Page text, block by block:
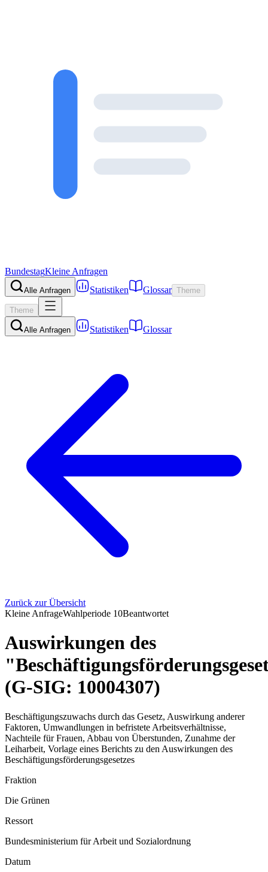
BundestagKleine Anfragen
Alle Anfragen Statistiken Glossar Theme
Theme
Alle Anfragen Statistiken Glossar
Zurück zur Übersicht
Kleine AnfrageWahlperiode 10Beantwortet
Auswirkungen des
(G-SIG: 10004307)
Beschäftigungszuwachs durch das Gesetz, Auswirkung anderer
Faktoren, Umwandlungen in befristete Arbeitsverhältnisse,
Nachteile für Frauen, Abbau von Überstunden, Zunahme der
Leiharbeit, Vorlage eines Berichts zu den Auswirkungen des
Beschäftigungsförderungsgesetzes
Fraktion
Die Grünen
Ressort
Bundesministerium für Arbeit und Sozialordnung
Datum